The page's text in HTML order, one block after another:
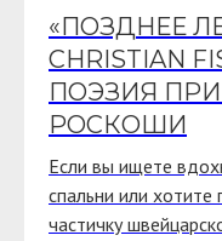
«ПОЗДНЕЕ
CHRISTIAN
ПОЭЗИЯ
РОСКОШИ
Если вы ищете
спальни или хотите
частичку